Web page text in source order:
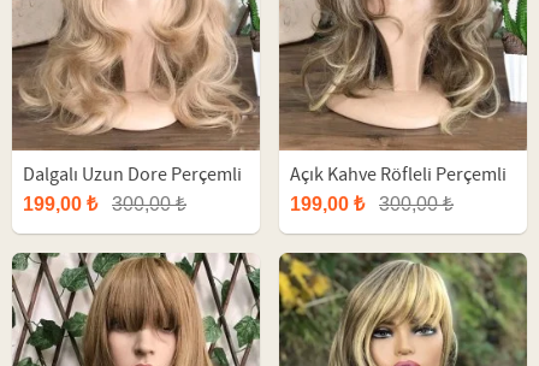
Dalgalı Uzun Dore Perçemli
Fiber Peruk
199,00 ₺ 300,00 ₺
Açık Kahve Röfleli Perçemli
Uzun Dalgalı Fiber Peruk
199,00 ₺ 300,00 ₺